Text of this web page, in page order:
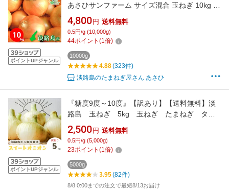
ポイントUPジャンル
あさひサンファーム サイズ混合 玉ねぎ 10kg 送
料無料 特別栽培 淡路島産 淡路島 中生品種 晩生
品種 ギフト 有機肥料使用 野菜 数量限定 お取り
寄せ ひょうご安心ブランド 兵庫県認証食品 料
4,800 円 送料無料
0.5円/g (10,000g)
44ポイント (1倍)
10000g
4.88(323件)
淡路島のたまねぎ屋さん あさひ
ポイントUPジャンル
『糖度9度～10度』【訳あり】【送料無料】淡
路島 玉ねぎ 5kg 玉ねぎ たまねぎ タマ
ネギ 玉ネギ 玉葱 淡路島たまねぎ 兵庫県
産 淡路島産 淡路島たまねぎ 淡路島玉ね
ぎ 淡路島タマネギ 産地直送 農家直送 5
2,500 円 送料無料
0.5円/g (5,000g)
23ポイント (1倍)
5000g
3.95(82件)
8/8 0:00までの注文で最短8/13お届け